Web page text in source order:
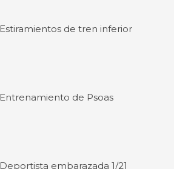
Estiramientos de tren inferior
Entrenamiento de Psoas
Deportista embarazada 1/21